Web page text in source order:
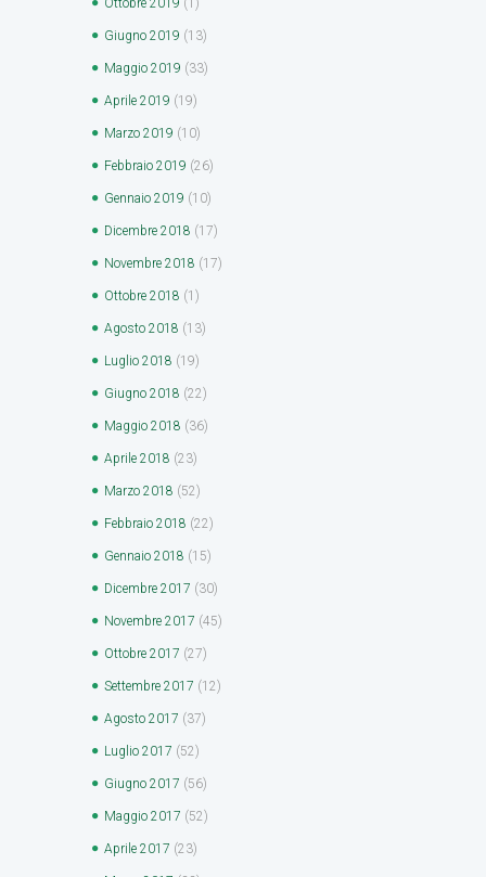
Ottobre 2019 (1)
Giugno 2019 (13)
Maggio 2019 (33)
Aprile 2019 (19)
Marzo 2019 (10)
Febbraio 2019 (26)
Gennaio 2019 (10)
Dicembre 2018 (17)
Novembre 2018 (17)
Ottobre 2018 (1)
Agosto 2018 (13)
Luglio 2018 (19)
Giugno 2018 (22)
Maggio 2018 (36)
Aprile 2018 (23)
Marzo 2018 (52)
Febbraio 2018 (22)
Gennaio 2018 (15)
Dicembre 2017 (30)
Novembre 2017 (45)
Ottobre 2017 (27)
Settembre 2017 (12)
Agosto 2017 (37)
Luglio 2017 (52)
Giugno 2017 (56)
Maggio 2017 (52)
Aprile 2017 (23)